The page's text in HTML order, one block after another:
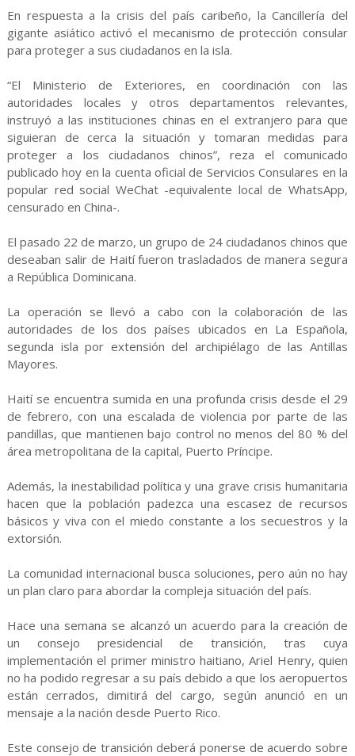
En respuesta a la crisis del país caribeño, la Cancillería del
gigante asiático activó el mecanismo de protección consular
para proteger a sus ciudadanos en la isla.
“El Ministerio de Exteriores, en coordinación con las
autoridades locales y otros departamentos relevantes,
instruyó a las instituciones chinas en el extranjero para que
siguieran de cerca la situación y tomaran medidas para
proteger a los ciudadanos chinos”, reza el comunicado
publicado hoy en la cuenta oficial de Servicios Consulares en la
popular red social WeChat -equivalente local de WhatsApp,
censurado en China-.
El pasado 22 de marzo, un grupo de 24 ciudadanos chinos que
deseaban salir de Haití fueron trasladados de manera segura
a República Dominicana.
La operación se llevó a cabo con la colaboración de las
autoridades de los dos países ubicados en La Española,
segunda isla por extensión del archipiélago de las Antillas
Mayores.
Haití se encuentra sumida en una profunda crisis desde el 29
de febrero, con una escalada de violencia por parte de las
pandillas, que mantienen bajo control no menos del 80 % del
área metropolitana de la capital, Puerto Príncipe.
Además, la inestabilidad política y una grave crisis humanitaria
hacen que la población padezca una escasez de recursos
básicos y viva con el miedo constante a los secuestros y la
extorsión.
La comunidad internacional busca soluciones, pero aún no hay
un plan claro para abordar la compleja situación del país.
Hace una semana se alcanzó un acuerdo para la creación de
un consejo presidencial de transición, tras cuya
implementación el primer ministro haitiano, Ariel Henry, quien
no ha podido regresar a su país debido a que los aeropuertos
están cerrados, dimitirá del cargo, según anunció en un
mensaje a la nación desde Puerto Rico.
Este consejo de transición deberá ponerse de acuerdo sobre